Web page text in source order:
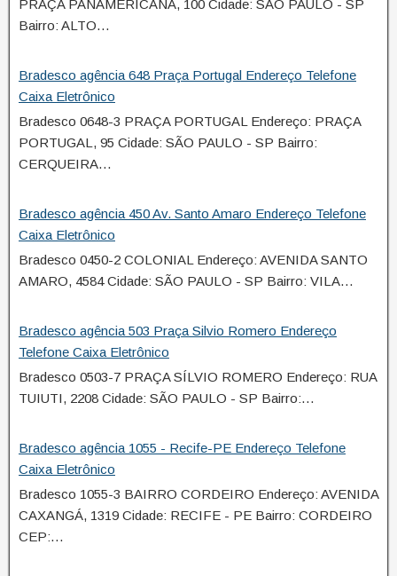
PRAÇA PANAMERICANA, 100 Cidade: SÃO PAULO - SP
Bairro: ALTO…
Bradesco agência 648 Praça Portugal Endereço Telefone
Caixa Eletrônico
Bradesco 0648-3 PRAÇA PORTUGAL Endereço: PRAÇA
PORTUGAL, 95 Cidade: SÃO PAULO - SP Bairro:
CERQUEIRA…
Bradesco agência 450 Av. Santo Amaro Endereço Telefone
Caixa Eletrônico
Bradesco 0450-2 COLONIAL Endereço: AVENIDA SANTO
AMARO, 4584 Cidade: SÃO PAULO - SP Bairro: VILA…
Bradesco agência 503 Praça Silvio Romero Endereço
Telefone Caixa Eletrônico
Bradesco 0503-7 PRAÇA SÍLVIO ROMERO Endereço: RUA
TUIUTI, 2208 Cidade: SÃO PAULO - SP Bairro:…
Bradesco agência 1055 - Recife-PE Endereço Telefone
Caixa Eletrônico
Bradesco 1055-3 BAIRRO CORDEIRO Endereço: AVENIDA
CAXANGÁ, 1319 Cidade: RECIFE - PE Bairro: CORDEIRO
CEP:…